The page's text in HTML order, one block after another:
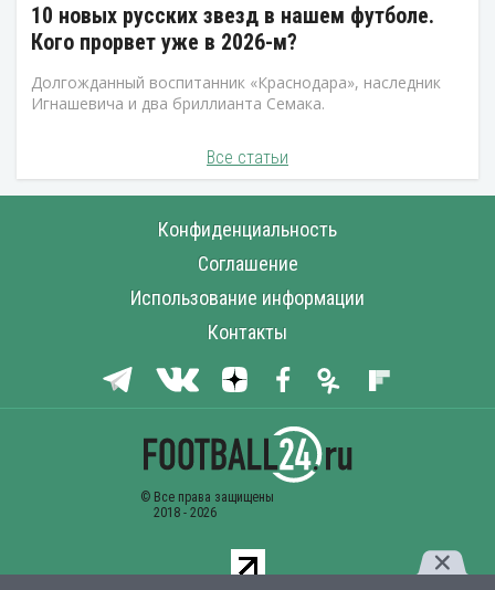
10 новых русских звезд в нашем футболе.
Кого прорвет уже в 2026-м?
Долгожданный воспитанник «Краснодара», наследник
Игнашевича и два бриллианта Семака.
Все статьи
Конфиденциальность
Соглашение
Использование информации
Контакты